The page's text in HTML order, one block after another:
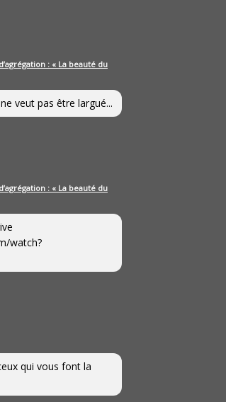
: « La beauté du
veut pas être largué...
: « La beauté du
watch?
qui vous font la